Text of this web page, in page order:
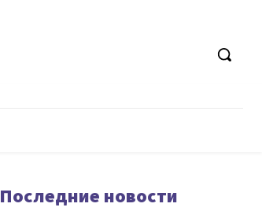
Последние новости